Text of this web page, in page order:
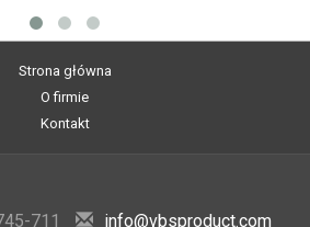
Strona główna
O firmie
Kontakt
711 info@vbsproduct.com